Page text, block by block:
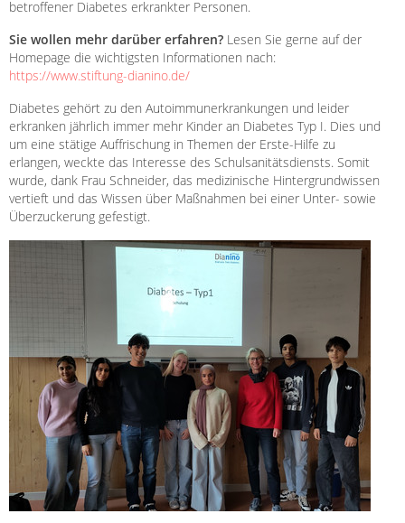
betroffener Diabetes erkrankter Personen.
Sie wollen mehr darüber erfahren? Lesen Sie gerne auf der
Homepage die wichtigsten Informationen nach:
https://www.stiftung-dianino.de/
Diabetes gehört zu den Autoimmunerkrankungen und leider
erkranken jährlich immer mehr Kinder an Diabetes Typ I. Dies und
um eine stätige Auffrischung in Themen der Erste-Hilfe zu
erlangen, weckte das Interesse des Schulsanitätsdiensts. Somit
wurde, dank Frau Schneider, das medizinische Hintergrundwissen
vertieft und das Wissen über Maßnahmen bei einer Unter- sowie
Überzuckerung gefestigt.